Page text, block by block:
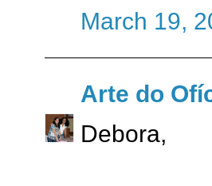
March 19,
Arte do
Debora,